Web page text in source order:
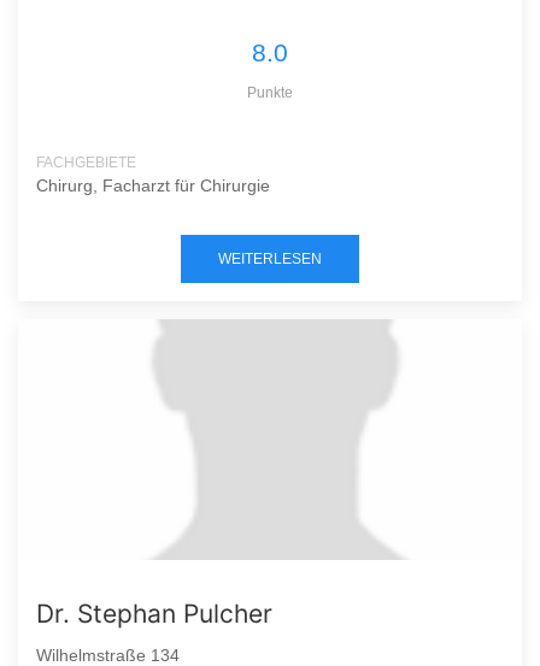
8.0
Punkte
FACHGEBIETE
Chirurg, Facharzt für Chirurgie
WEITERLESEN
Dr. Stephan Pulcher
Wilhelmstraße 134